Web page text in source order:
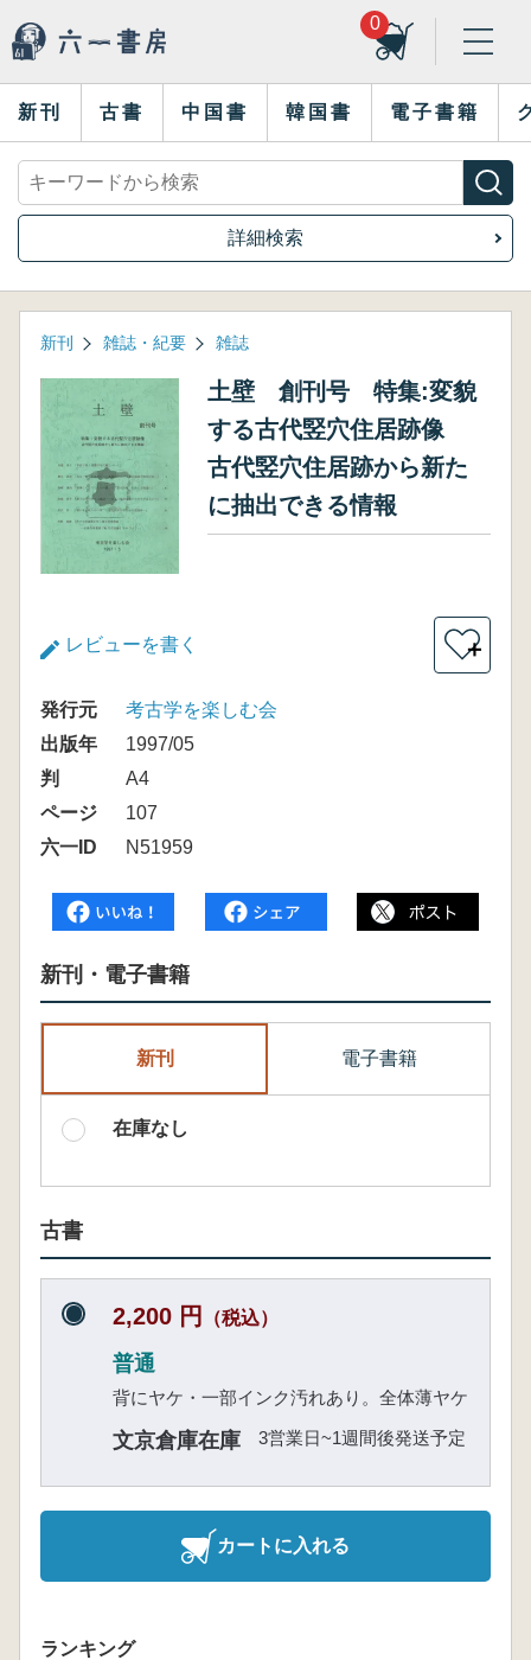
0
新刊 古書 中国書 韓国書 電子書籍
詳細検索
新刊 雑誌・紀要 雑誌
土壁 創刊号 特集:変貌
する古代竪穴住居跡像
古代竪穴住居跡から新た
に抽出できる情報
レビューを書く ＋
発行元
考古学を楽しむ会
出版年
1997/05
判
A4
ページ
107
六一ID
N51959
新刊・電子書籍
新刊 電子書籍
在庫なし
古書
2,200 円 （税込）
普通
背にヤケ・一部インク汚れあり。全体薄ヤケ
文京倉庫在庫 3営業日~1週間後発送予定
カートに入れる
ランキング